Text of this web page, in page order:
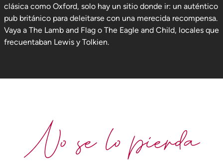
clásica como Oxford, solo hay un sitio donde ir: un auténtico
pub británico para deleitarse con una merecida recompensa.
Vaya a The Lamb and Flag o The Eagle and Child, locales que
frecuentaban Lewis y Tolkien.
No se lo pierda